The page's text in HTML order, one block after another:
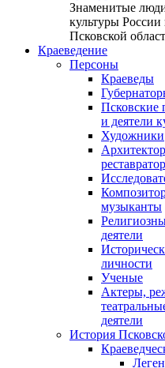
Знаменитые
культуры России
Псковской
Краеведение
Персоны
Краеведы
Псковские
и деятели
Художники
музыканты
деятели
личности
Ученые
Актеры,
деятели
История